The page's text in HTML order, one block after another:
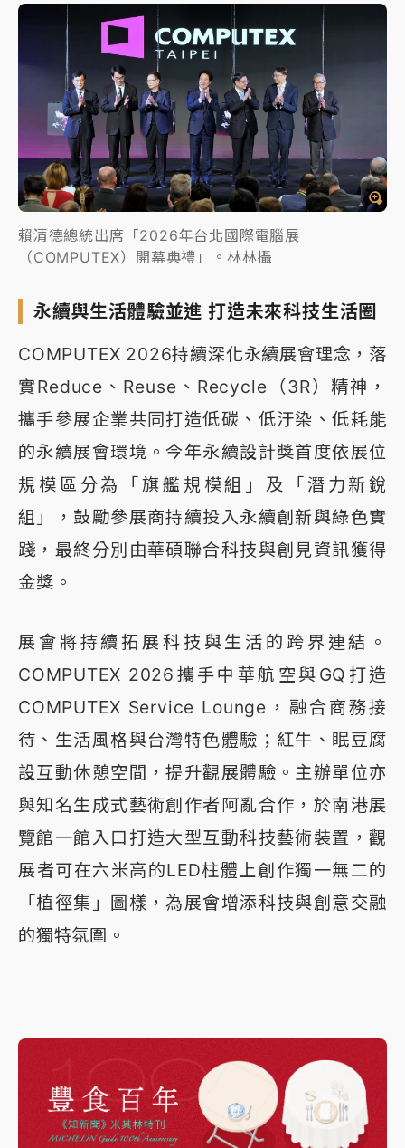
賴清德總統出席「2026年台北國際電腦展
（COMPUTEX）開幕典禮」。林林攝
永續與生活體驗並進 打造未來科技生活圈
COMPUTEX 2026持續深化永續展會理念，落
實Reduce、Reuse、Recycle（3R）精神，
攜手參展企業共同打造低碳、低汙染、低耗能
的永續展會環境。今年永續設計獎首度依展位
規模區分為「旗艦規模組」及「潛力新銳
組」，鼓勵參展商持續投入永續創新與綠色實
踐，最終分別由華碩聯合科技與創見資訊獲得
金獎。
展會將持續拓展科技與生活的跨界連結。
COMPUTEX 2026攜手中華航空與GQ打造
COMPUTEX Service Lounge，融合商務接
待、生活風格與台灣特色體驗；紅牛、眠豆腐
設互動休憩空間，提升觀展體驗。主辦單位亦
與知名生成式藝術創作者阿亂合作，於南港展
覽館一館入口打造大型互動科技藝術裝置，觀
展者可在六米高的LED柱體上創作獨一無二的
「植徑集」圖樣，為展會增添科技與創意交融
的獨特氛圍。